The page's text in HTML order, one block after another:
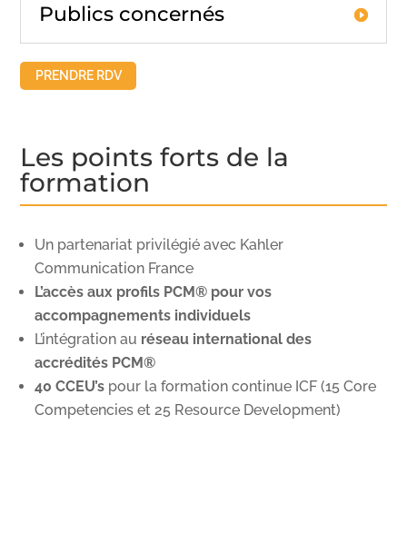
Publics concernés
PRENDRE RDV
Les points forts de la
formation
Un partenariat privilégié avec Kahler
Communication France
L’accès aux profils PCM® pour vos
accompagnements individuels
L’intégration au réseau international des
accrédités PCM®
40 CCEU’s pour la formation continue ICF (15 Core
Competencies et 25 Resource Development)